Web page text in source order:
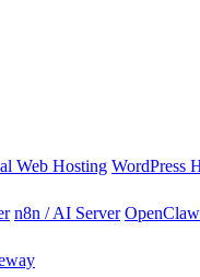
Web Hosting WordPress
n8n / AI Server